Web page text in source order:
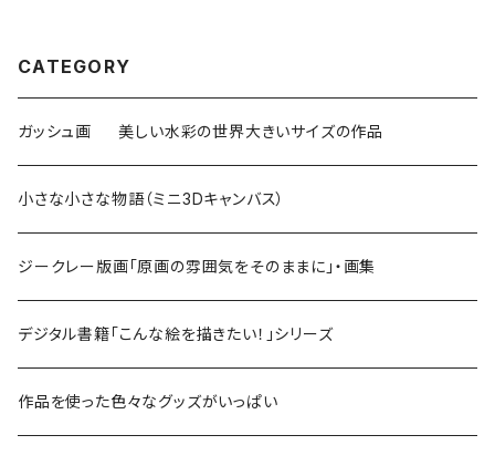
CATEGORY
ガッシュ画 美しい水彩の世界大きいサイズの作品
小さな小さな物語（ミニ3Dキャンバス）
ジークレー版画「原画の雰囲気をそのままに」・画集
デジタル書籍「こんな絵を描きたい！」シリーズ
作品を使った色々なグッズがいっぱい